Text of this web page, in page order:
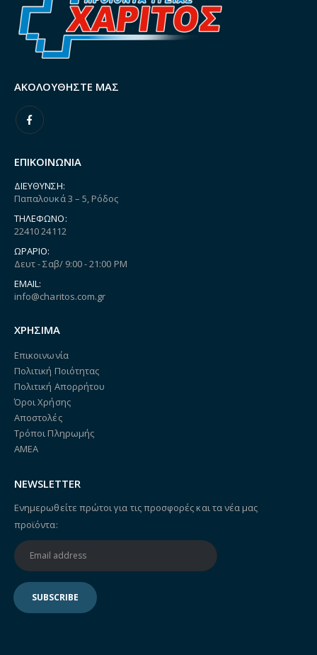
ΑΚΟΛΟΥΘΉΣΤΕ ΜΑΣ
ΕΠΙΚΟΙΝΩΝΙΑ
ΔΙΕΎΘΥΝΣΗ:
Παπαλουκά 3 – 5, Ρόδος
ΤΗΛΈΦΩΝΟ:
22410 24112
ΩΡΆΡΙΟ:
Δευτ - Σαβ/ 9:00 - 21:00 PM
EMAIL:
info@charitos.com.gr
ΧΡΗΣΙΜΑ
Επικοινωνία
Πολιτική Ποιότητας
Πολιτική Απορρήτου
Όροι Χρήσης
Αποστολές
Τρόποι Πληρωμής
ΑΜΕΑ
NEWSLETTER
Ενημερωθείτε πρώτοι για τις προσφορές και τα νέα μας
προϊόντα: